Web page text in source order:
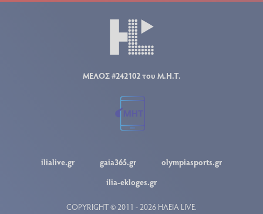
ΜΕΛΟΣ #242102 του Μ.Η.Τ.
ilialive.gr gaia365.gr
olympiasports.gr
ilia-ekloges.gr
COPYRIGHT © 2011 - 2026 ΗΛΕΙΑ LIVE.